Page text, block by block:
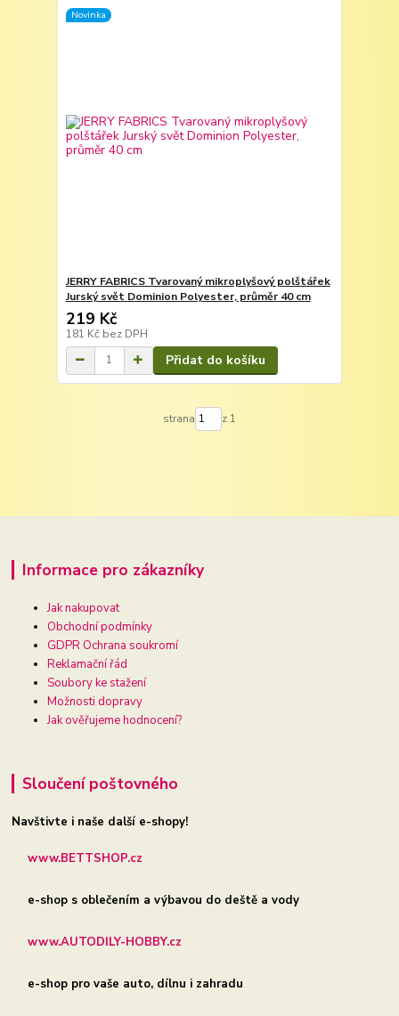
Novinka
JERRY FABRICS Tvarovaný mikroplyšový polštářek
Jurský svět Dominion Polyester, průměr 40 cm
219 Kč
181 Kč bez DPH
Přidat do košíku
strana z 1
Informace pro zákazníky
Jak nakupovat
Obchodní podmínky
GDPR Ochrana soukromí
Reklamační řád
Soubory ke stažení
Možnosti dopravy
Jak ověřujeme hodnocení?
Sloučení poštovného
Navštivte i naše další e-shopy!
www.BETTSHOP.cz
e-shop s oblečením a výbavou do deště a vody
www.AUTODILY-HOBBY.cz
e-shop pro vaše auto, dílnu i zahradu